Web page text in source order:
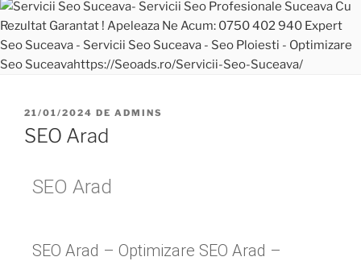
21/01/2024 DE ADMINS
SEO Arad
SEO Arad
SEO Arad – Optimizare SEO Arad –